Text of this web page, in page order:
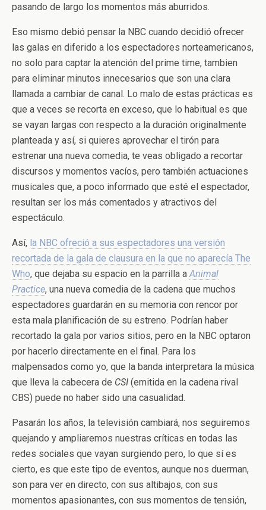
pasando de largo los momentos más aburridos.
Eso mismo debió pensar la NBC cuando decidió ofrecer
las galas en diferido a los espectadores norteamericanos,
no solo para captar la atención del prime time, tambien
para eliminar minutos innecesarios que son una clara
llamada a cambiar de canal. Lo malo de estas prácticas es
que a veces se recorta en exceso, que lo habitual es que
se vayan largas con respecto a la duración originalmente
planteada y así, si quieres aprovechar el tirón para
estrenar una nueva comedia, te veas obligado a recortar
discursos y momentos vacíos, pero también actuaciones
musicales que, a poco informado que esté el espectador,
resultan ser los más comentados y atractivos del
espectáculo.
Así, la NBC ofreció a sus espectadores una versión
recortada de la gala de clausura en la que no aparecía The
Who, que dejaba su espacio en la parrilla a Animal
Practice, una nueva comedia de la cadena que muchos
espectadores guardarán en su memoria con rencor por
esta mala planificación de su estreno. Podrían haber
recortado la gala por varios sitios, pero en la NBC optaron
por hacerlo directamente en el final. Para los
malpensados como yo, que la banda interpretara la música
que lleva la cabecera de CSI (emitida en la cadena rival
CBS) puede no haber sido una casualidad.
Pasarán los años, la televisión cambiará, nos seguiremos
quejando y ampliaremos nuestras críticas en todas las
redes sociales que vayan surgiendo pero, lo que sí es
cierto, es que este tipo de eventos, aunque nos duerman,
son para ver en directo, con sus altibajos, con sus
momentos apasionantes, con sus momentos de tensión,